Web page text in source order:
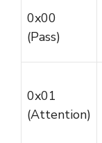
0x00
(Pass)
0x01
(Attention)